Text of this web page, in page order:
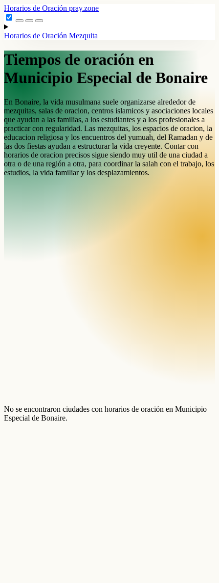
Horarios de Oración pray.zone
Horarios de Oración Mezquita
Tiempos de oración en
Municipio Especial de Bonaire
En Bonaire, la vida musulmana suele organizarse alrededor de
mezquitas, salas de oracion, centros islamicos y asociaciones locales
que ayudan a las familias, a los estudiantes y a los profesionales a
practicar con regularidad. Las mezquitas, los espacios de oracion, la
educacion religiosa y los encuentros del yumuah, del Ramadan y de
las dos fiestas ayudan a estructurar la vida creyente. Contar con
horarios de oracion precisos sigue siendo muy util de una ciudad a
otra o de una región a otra, para coordinar la salah con el trabajo, los
estudios, la vida familiar y los desplazamientos.
No se encontraron ciudades con horarios de oración en Municipio
Especial de Bonaire.